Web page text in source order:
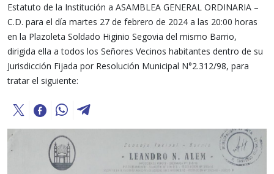
Estatuto de la Institución a ASAMBLEA GENERAL ORDINARIA –
C.D. para el día martes 27 de febrero de 2024 a las 20:00 horas
en la Plazoleta Soldado Higinio Segovia del mismo Barrio,
dirigida ella a todos los Señores Vecinos habitantes dentro de su
Jurisdicción Fijada por Resolución Municipal N°2.312/98, para
tratar el siguiente: